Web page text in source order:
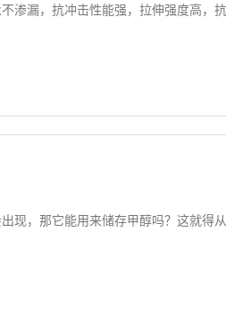
渗漏，抗冲击性能强，拉伸强度高，
现，那它能用来储存甲醇吗？这就得